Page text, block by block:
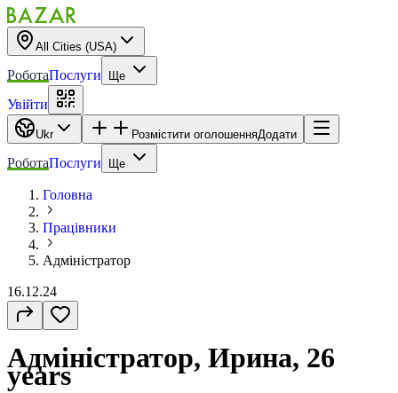
All Cities (USA)
РоботаПослуги Ще
Увійти
Ukr Розмістити оголошенняДодати
РоботаПослуги Ще
Головна
Працівники
Адміністратор
16.12.24
Адміністратор, Ирина, 26
years